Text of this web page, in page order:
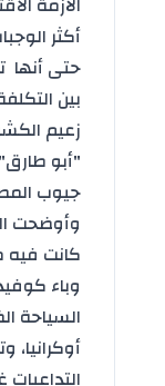
أكثر
حتى
بين
زعيم
"أبو
جيوب
وأوضحت
كانت فيه
السياحة